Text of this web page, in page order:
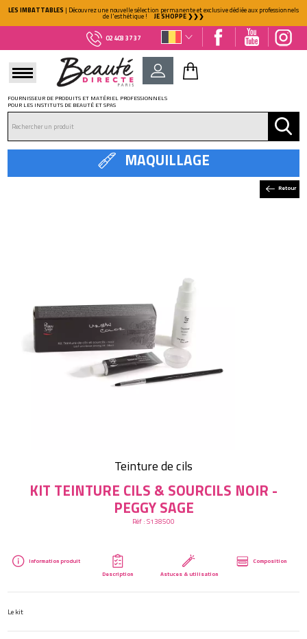
LES IMBATTABLES | Découvrez une nouvelle sélection permanente et exclusive dédiée aux professionnels
de l'esthétique ! JE SHOPPE ❯❯❯
02 403 37 37
Créer mon compte
FOURNISSEUR DE PRODUITS ET MATÉRIEL PROFESSIONNELS
POUR LES INSTITUTS DE BEAUTÉ ET SPAS
Retour
MAQUILLAGE
Teinture de cils
KIT TEINTURE CILS & SOURCILS NOIR -
PEGGY SAGE
Réf :S138500
Information produit
Description
Astuces & utilisation
Composition
Le kit